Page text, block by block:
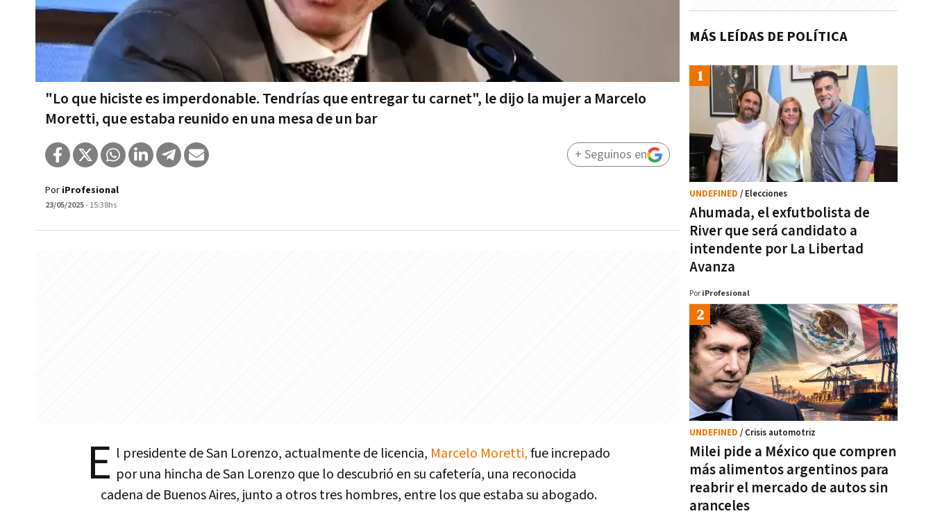
"Lo que hiciste es imperdonable. Tendrías que entregar tu carnet", le dijo la mujer a Marcelo
Moretti, que estaba reunido en una mesa de un bar
Por iProfesional
23/05/2025- 15:38hs
+ Seguinos en
E l presidente de San Lorenzo, actualmente de licencia, Marcelo Moretti,fue increpado
por una hincha de San Lorenzo que lo descubrió en su cafetería, una reconocida
cadena de Buenos Aires, junto a otros tres hombres, entre los que estaba su abogado.
MÁS LEÍDAS DE POLÍTICA
Ahumada, el exfutbolista de
River que será candidato a
intendente por La Libertad
Avanza
UNDEFINED / Elecciones
Por iProfesional
Milei pide a México que compren
más alimentos argentinos para
reabrir el mercado de autos sin
aranceles
UNDEFINED / Crisis automotriz